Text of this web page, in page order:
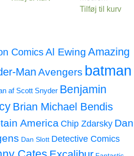
Tilføj til kurv
Comics Al Ewing Amazing
Man Avengers batman
af Scott Snyder Benjamin
Brian Michael Bendis
America Chip Zdarsky Dan
Dan Slott Detective Comics